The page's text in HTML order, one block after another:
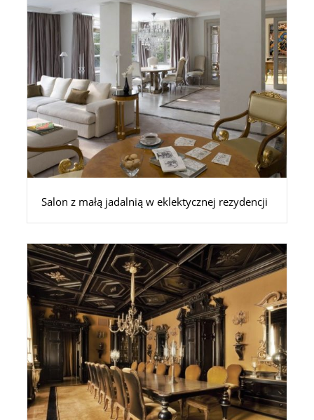
Salon z małą jadalnią w eklektycznej rezydencji